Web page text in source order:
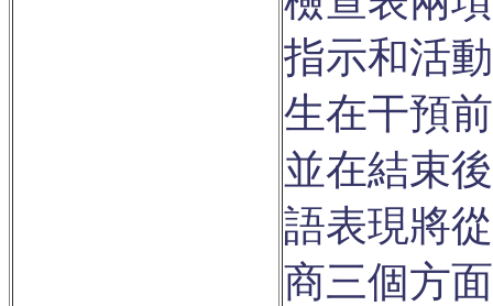
指示和活
生在干預
並在結束
語表現將
商三個方